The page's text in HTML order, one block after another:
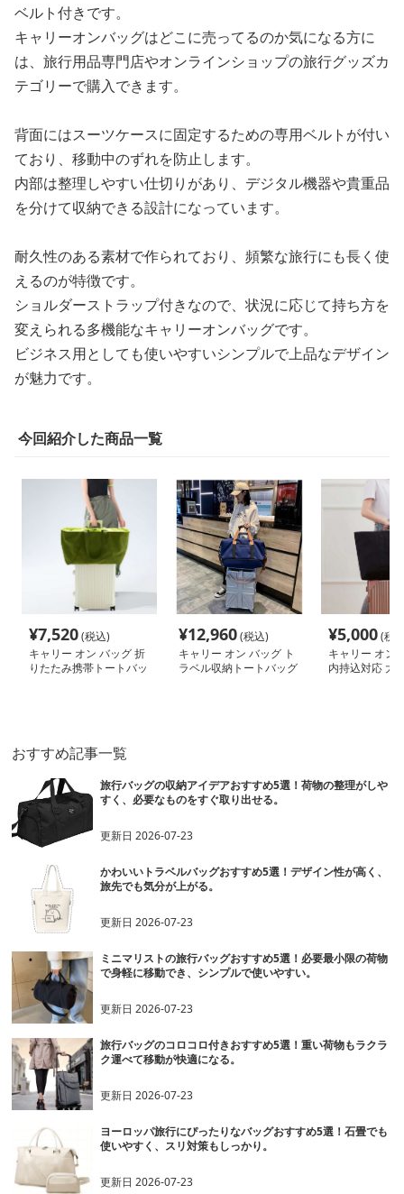
ベルト付きです。
キャリーオンバッグはどこに売ってるのか気になる方に
は、旅行用品専門店やオンラインショップの旅行グッズカ
テゴリーで購入できます。
背面にはスーツケースに固定するための専用ベルトが付い
ており、移動中のずれを防止します。
内部は整理しやすい仕切りがあり、デジタル機器や貴重品
を分けて収納できる設計になっています。
耐久性のある素材で作られており、頻繁な旅行にも長く使
えるのが特徴です。
ショルダーストラップ付きなので、状況に応じて持ち方を
変えられる多機能なキャリーオンバッグです。
ビジネス用としても使いやすいシンプルで上品なデザイン
が魅力です。
今回紹介した商品一覧
¥7,520(税込)
キャリー オン バッグ 折
りたたみ携帯トートバッ
¥12,960(税込)
キャリー オン バッグ ト
ラベル収納トートバッグ
¥5,000(税
キャリー オン
内持込対応 大
おすすめ記事一覧
旅行バッグの収納アイデアおすすめ5選！荷物の整理がしや
すく、必要なものをすぐ取り出せる。
更新日2026-07-23
かわいいトラベルバッグおすすめ5選！デザイン性が高く、
旅先でも気分が上がる。
更新日2026-07-23
ミニマリストの旅行バッグおすすめ5選！必要最小限の荷物
で身軽に移動でき、シンプルで使いやすい。
更新日2026-07-23
旅行バッグのコロコロ付きおすすめ5選！重い荷物もラクラ
ク運べて移動が快適になる。
更新日2026-07-23
ヨーロッパ旅行にぴったりなバッグおすすめ5選！石畳でも
使いやすく、スリ対策もしっかり。
更新日2026-07-23